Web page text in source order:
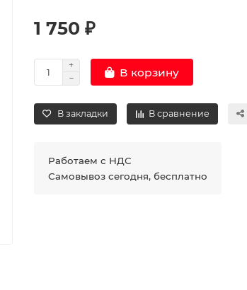
1 750 ₽
В корзину
В закладки В сравнение
Работаем с НДС
Самовывоз сегодня, бесплатно